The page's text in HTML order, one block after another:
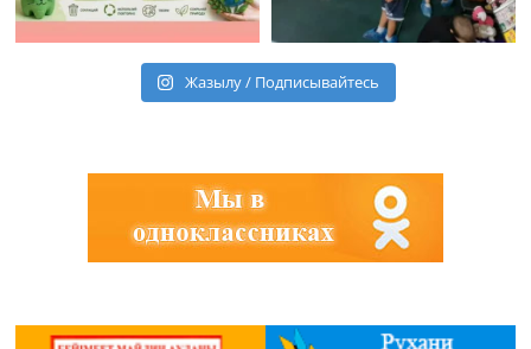
Жазылу / Подписывайтесь